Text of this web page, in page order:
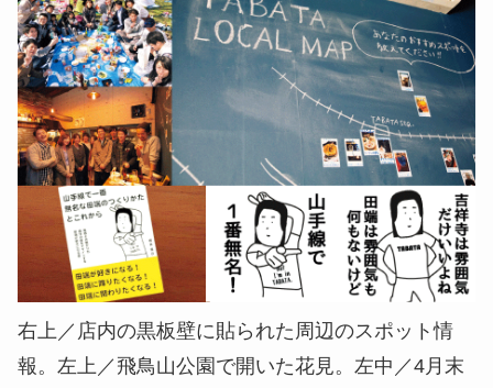
右上／店内の黒板壁に貼られた周辺のスポット情
報。左上／飛鳥山公園で開いた花見。左中／4月末